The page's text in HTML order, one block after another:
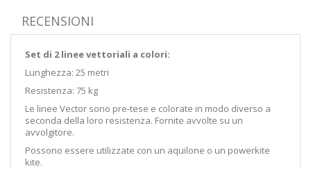
RECENSIONI
Set di 2 linee vettoriali a colori:
Lunghezza: 25 metri
Resistenza: 75 kg
Le linee Vector sono pre-tese e colorate in modo diverso a
seconda della loro resistenza. Fornite avvolte su un
avvolgitore.
Possono essere utilizzate con un aquilone o un powerkite
kite.